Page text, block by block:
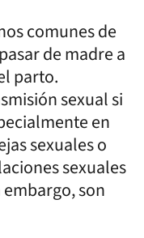
comunes de
de madre a
parto.
sexual si
en
sexuales o
sexuales
son